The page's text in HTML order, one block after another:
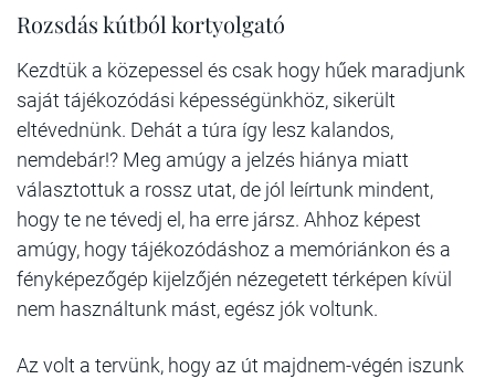
Rozsdás kútból kortyolgató
Kezdtük a közepessel és csak hogy hűek maradjunk
saját tájékozódási képességünkhöz, sikerült
eltévednünk. Dehát a túra így lesz kalandos,
nemdebár!? Meg amúgy a jelzés hiánya miatt
választottuk a rossz utat, de jól leírtunk mindent,
hogy te ne tévedj el, ha erre jársz. Ahhoz képest
amúgy, hogy tájékozódáshoz a memóriánkon és a
fényképezőgép kijelzőjén nézegetett térképen kívül
nem használtunk mást, egész jók voltunk.
Az volt a tervünk, hogy az út majdnem-végén iszunk